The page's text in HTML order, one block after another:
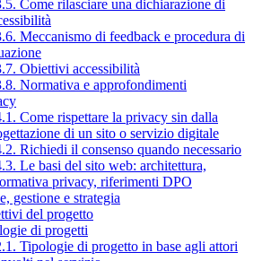
Come rilasciare una dichiarazione di
Meccanismo di feedback e procedura di
Obiettivi accessibilità
Normativa e approfondimenti
Come rispettare la privacy sin dalla
di un sito o servizio digitale
Richiedi il consenso quando necessario
Le basi del sito web: architettura,
privacy, riferimenti DPO
gestione e strategia
del progetto
di progetti
Tipologie di progetto in base agli attori